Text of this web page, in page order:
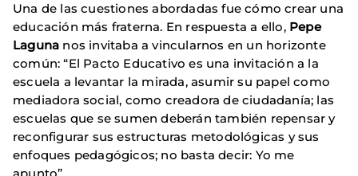
Una de las cuestiones abordadas fue cómo crear una
educación más fraterna. En respuesta a ello, Pepe
Laguna nos invitaba a vincularnos en un horizonte
común: “El Pacto Educativo es una invitación a la
escuela a levantar la mirada, asumir su papel como
mediadora social, como creadora de ciudadanía; las
escuelas que se sumen deberán también repensar y
reconfigurar sus estructuras metodológicas y sus
enfoques pedagógicos; no basta decir: Yo me